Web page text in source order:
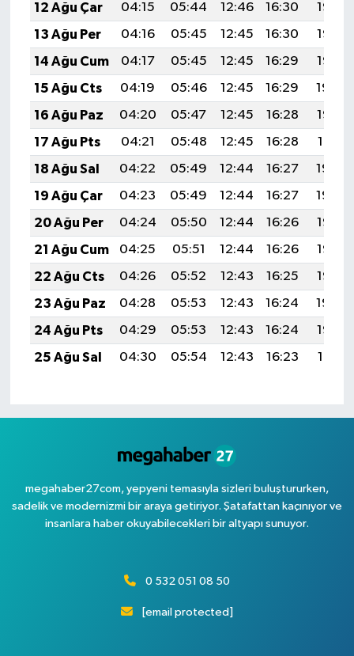
12 Ağu Çar
04:15 05:44 12:46 16:30
19:37
13 Ağu Per
04:16 05:45 12:45 16:30
19:36
14 Ağu Cum
04:17 05:45 12:45 16:29
19:35
15 Ağu Cts
04:19 05:46 12:45 16:29
19:34
16 Ağu Paz
04:20 05:47 12:45 16:28
19:33
17 Ağu Pts
04:21 05:48 12:45 16:28
19:31
18 Ağu Sal
04:22 05:49 12:44 16:27
19:30
19 Ağu Çar
04:23 05:49 12:44 16:27
19:29
20 Ağu Per
04:24 05:50 12:44 16:26
19:28
21 Ağu Cum
04:25 05:51 12:44 16:26
19:26
22 Ağu Cts
04:26 05:52 12:43 16:25
19:25
23 Ağu Paz
04:28 05:53 12:43 16:24
19:24
24 Ağu Pts
04:29 05:53 12:43 16:24
19:22
25 Ağu Sal
04:30 05:54 12:43 16:23 19:21
megahaber27com, yepyeni temasıyla sizleri buluştururken,
sadelik ve modernizmi bir araya getiriyor. Şatafattan kaçınıyor ve
insanlara haber okuyabilecekleri bir altyapı sunuyor.
0 532 051 08 50
[email protected]